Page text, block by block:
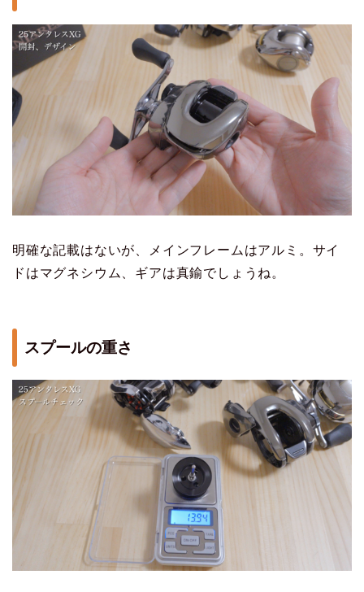
明確な記載はないが、メインフレームはアルミ。サイ
ドはマグネシウム、ギアは真鍮でしょうね。
スプールの重さ